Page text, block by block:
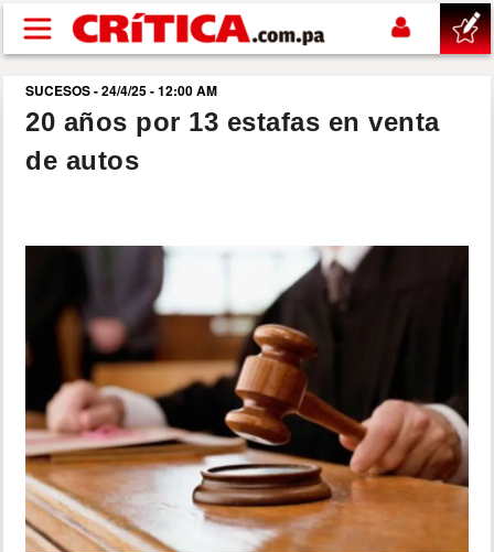
Pasar al contenido principal
buscar
SUCESOS
SHOW
DEPORTES
MUNDO
INSÓLITAS
SUCESOS - 24/4/25 - 12:00 AM
20 años por 13 estafas en venta
de autos